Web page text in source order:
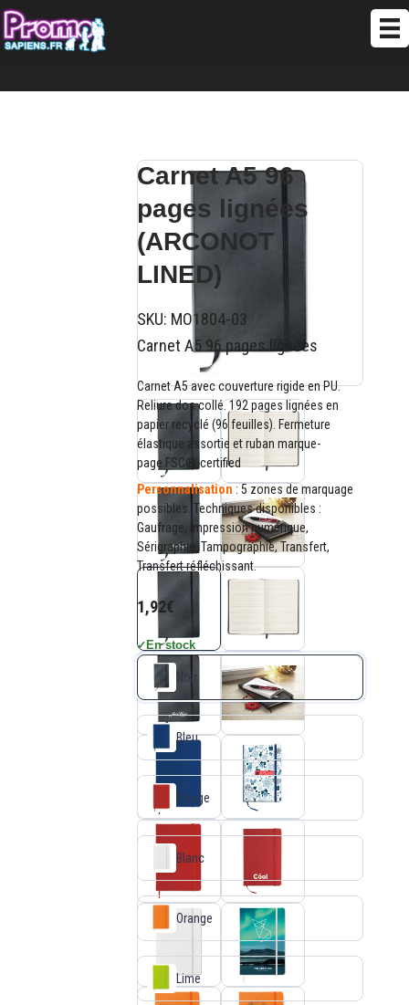
Carnet A5 96
pages lignées
(ARCONOT
LINED)
SKU: MO1804-03
Carnet A5 96 pages lignées
Carnet A5 avec couverture rigide en PU.
Reliure dos collé. 192 pages lignées en
papier recyclé (96 feuilles). Fermeture
élastique assortie et ruban marque-
page.FSC®-certified
Personnalisation : 5 zones de marquage
possibles. Techniques disponibles :
Gaufrage, Impression numérique,
Sérigraphie, Tampographie, Transfert,
Transfert réfléchissant.
1,92€
✓ En stock
Noir
Bleu
Rouge
Blanc
Orange
Lime